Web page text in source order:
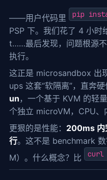
——用户代码里 pip
PSP 下。我们花了 4 小
t……最后发现，问题根源
执行。
这正是 microsandbox 出
ups 这套“软隔离”，直奔
un ，一个基于 KVM 的轻
个独立 microVM，CPU、
更狠的是性能： 200ms 内
行。这不是 benchmark
M）。什么概念？比
curl